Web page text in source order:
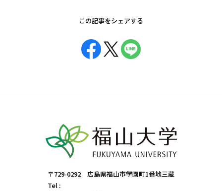
この記事をシェアする
〒729-0292 広島県福山市学園町1番地三蔵
Tel :